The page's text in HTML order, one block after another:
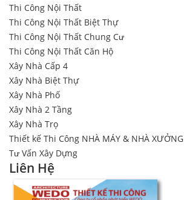
Thi Công Nội Thất
Thi Công Nội Thất Biệt Thự
Thi Công Nội Thất Chung Cư
Thi Công Nội Thất Căn Hộ
Xây Nhà Cấp 4
Xây Nhà Biệt Thự
Xây Nhà Phố
Xây Nhà 2 Tầng
Xây Nhà Trọ
Thiết kế Thi Công NHÀ MÁY & NHÀ XƯỞNG
Tư Vấn Xây Dựng
Liên Hệ